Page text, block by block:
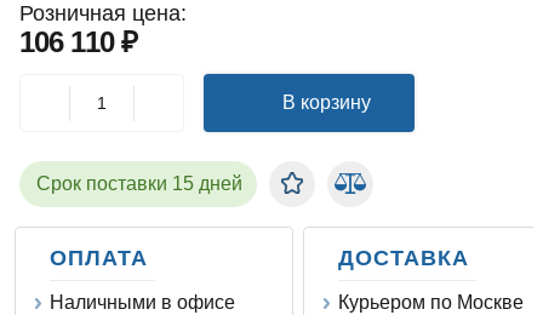
Розничная цена:
106 110 ₽
В корзину
Срок поставки 15 дней
ОПЛАТА
Наличными в офисе
ДОСТАВКА
Курьером по Москве